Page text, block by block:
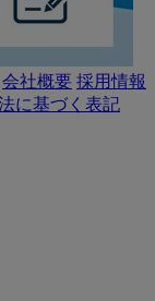
会社概要 採用情報
に基づく表記